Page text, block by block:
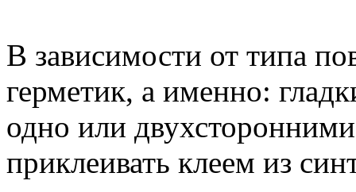
В зависимости от типа
герметик, а именно:
одно или
приклеивать клеем из